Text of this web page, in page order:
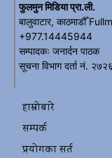
फुलमुन मिडिया प्रा.ली.
बालुवाटार, काठमाडौँ
+977.14445944
सम्पादकः जनार्दन पाठक
सूचना विभाग दर्ता नं.
हाम्रोबारे
सम्पर्क
प्रयोगका सर्त